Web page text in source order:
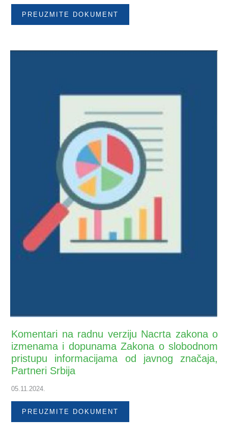
PREUZMITE DOKUMENT
Komentari na radnu verziju Nacrta zakona o
izmenama i dopunama Zakona o slobodnom
pristupu informacijama od javnog značaja,
Partneri Srbija
05.11.2024.
PREUZMITE DOKUMENT